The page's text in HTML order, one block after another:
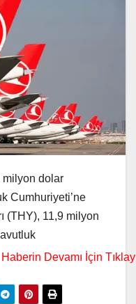
milyon dolar
Cumhuriyeti’ne
(THY), 11,9 milyon